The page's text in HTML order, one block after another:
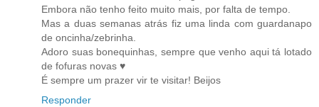
Embora não tenho feito muito mais, por falta de tempo.
Mas a duas semanas atrás fiz uma linda com guardanapo
de oncinha/zebrinha.
Adoro suas bonequinhas, sempre que venho aqui tá lotado
de fofuras novas ♥
É sempre um prazer vir te visitar! Beijos
Responder